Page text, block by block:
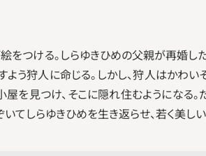
をつける。しらゆきひめの父親が再婚
う狩人に命じる。しかし、狩人はかわ
を見つけ、そこに隠れ住むようになる
てしらゆきひめを生き返らせ、若く美し